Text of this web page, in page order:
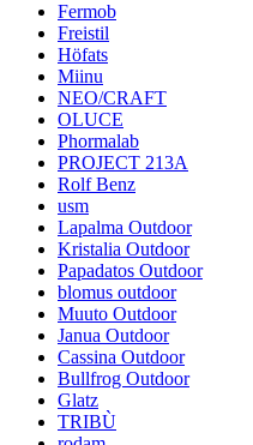
Fermob
Freistil
Höfats
Miinu
NEO/CRAFT
OLUCE
Phormalab
PROJECT 213A
Rolf Benz
usm
Lapalma Outdoor
Kristalia Outdoor
Papadatos Outdoor
blomus outdoor
Muuto Outdoor
Janua Outdoor
Cassina Outdoor
Bullfrog Outdoor
Glatz
TRIBÙ